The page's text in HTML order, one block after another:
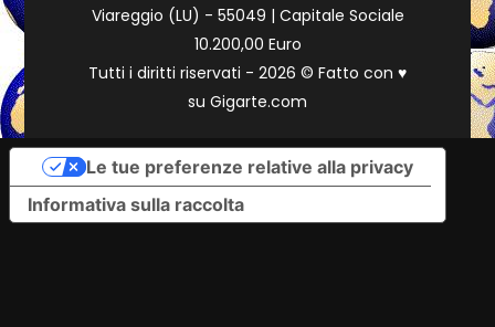
Viareggio (LU) - 55049 | Capitale Sociale
10.200,00 Euro
Tutti i diritti riservati - 2026 © Fatto con ♥
su Gigarte.com
Informativa sulla raccolta
Le tue preferenze relative alla privacy